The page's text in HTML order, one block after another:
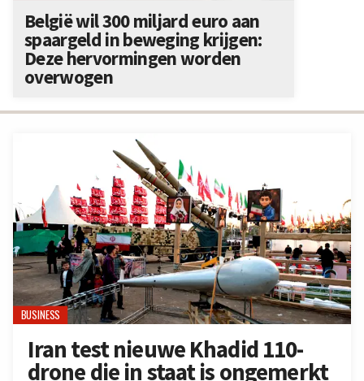
BUSINESS
Iran test nieuwe Khadid 110-
drone die in staat is ongemerkt
België wil 300 miljard euro aan
spaargeld in beweging krijgen:
Deze hervormingen worden
overwogen